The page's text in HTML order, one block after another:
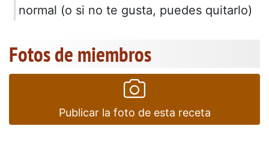
normal (o si no te gusta, puedes quitarlo)
Fotos de miembros
Publicar la foto de esta receta